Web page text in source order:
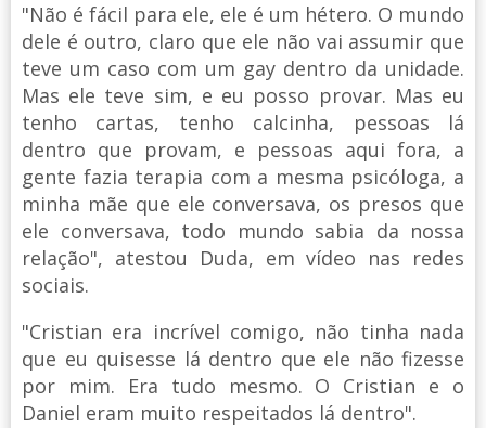
"Não é fácil para ele, ele é um hétero. O mundo
dele é outro, claro que ele não vai assumir que
teve um caso com um gay dentro da unidade.
Mas ele teve sim, e eu posso provar. Mas eu
tenho cartas, tenho calcinha, pessoas lá
dentro que provam, e pessoas aqui fora, a
gente fazia terapia com a mesma psicóloga, a
minha mãe que ele conversava, os presos que
ele conversava, todo mundo sabia da nossa
relação", atestou Duda, em vídeo nas redes
sociais.
"Cristian era incrível comigo, não tinha nada
que eu quisesse lá dentro que ele não fizesse
por mim. Era tudo mesmo. O Cristian e o
Daniel eram muito respeitados lá dentro".